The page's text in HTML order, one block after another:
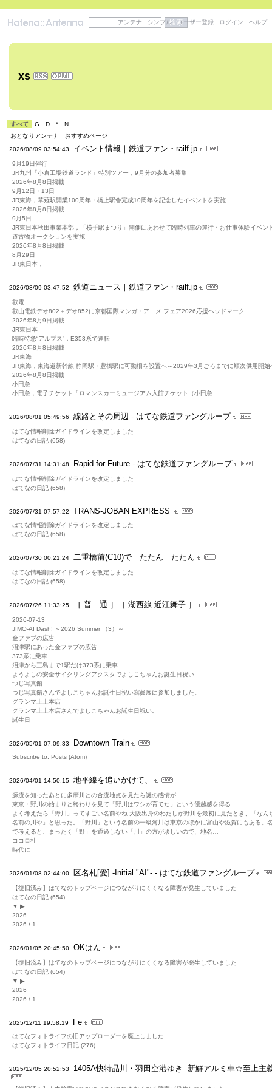
アンテナ シンプル ユーザー登録 ログイン ヘルプ
xs
すべて G D *
N
おとなりアンテナ
おすすめページ
2026/08/09 03:54:43
イベント情報｜鉄道ファン・railf.jp
9月19日催行
JR九州「小倉工場鉄道ランド」特別ツアー，9月分の参加者募集
2026年8月8日掲載
9月12日・13日
JR東海，草薙駅開業100周年・橋上駅舎完成10周年を記念したイベントを実施
2026年8月8日掲載
9月5日
JR東日本秋田事業本部，「横手駅まつり」開催にあわせて臨時列車の運行・お仕事体験イベン
道古物オークションを実施
2026年8月8日掲載
8月29日
JR東日本，
2026/08/09 03:47:52 鉄道ニュース｜鉄道ファン・railf.jp
叡電
叡山電鉄デオ802＋デオ852に京都国際マンガ・アニメ フェア2026応援ヘッドマーク
2026年8月9日掲載
JR東日本
臨時特急“アルプス”，E353系で運転
2026年8月8日掲載
JR東海
JR東海，東海道新幹線 静岡駅・豊橋駅に可動柵を設置へ～2029年3月ごろまでに順次供用開始
2026年8月8日掲載
小田急
小田急，電子チケット「ロマンスカーミュージアム入館チケット（小田急
2026/08/01 05:49:56 線路とその周辺 - はてな鉄道ファングループ
はてな情報削除ガイドラインを改定しました
はてなの日記 (658)
2026/07/31 14:31:48 Rapid for Future - はてな鉄道ファングループ
はてな情報削除ガイドラインを改定しました
はてなの日記 (658)
2026/07/31 07:57:22 TRANS-JOBAN EXPRESS
はてな情報削除ガイドラインを改定しました
はてなの日記 (658)
2026/07/30 00:21:24 二重橋前(C10)で たたん たたん
はてな情報削除ガイドラインを改定しました
はてなの日記 (658)
2026/07/26 11:33:25 ［ 普 通 ］［ 湖西線 近江舞子 ］
2026-07-13
JIMO-AI Dash! ～2026 Summer （3）～
金ファブの広告
沼津駅にあった金ファブの広告
373系に乗車
沼津から三島まで1駅だけ373系に乗車
ようよしの安全サイクリングアクスタでよしこちゃんお誕生日祝い
つじ写真館
つじ写真館さんでよしこちゃんお誕生日祝い寫眞展に参加しました。
グランマ上土本店
グランマ上土本店さんでよしこちゃんお誕生日祝い。
誕生日
2026/05/01 07:09:33 Downtown Train
Subscribe to: Posts (Atom)
2026/04/01 14:50:15 地平線を追いかけて、
源流を知ったあとに多摩川との合流地点を見たら謎の感情が
東京・野川の始まりと終わりを見て「野川はワシが育てた」という優越感を得る
よく考えたら「野川」ってすごい名前やね 大阪出身のわたしが野川を最初に見たとき、「なん
名前の川や」と思った。「野川」という名前の一級河川は東京のほかに富山や滋賀にもある。
で考えると、まったく「野」を通過しない「川」の方が珍しいので、地名…
ココロ社
時代に
2026/01/08 02:44:00 区名札[愛] -Initial "AI"- - はてな鉄道ファングループ
【復旧済み】はてなのトップページにつながりにくくなる障害が発生していました
はてなの日記 (654)
▼ ▶
2026
2026 / 1
2026/01/05 20:45:50 OKはん
【復旧済み】はてなのトップページにつながりにくくなる障害が発生していました
はてなの日記 (654)
▼ ▶
2026
2026 / 1
2025/12/11 19:58:19 Fe
はてなフォトライフの旧アップローダーを廃止しました
はてなフォトライフ日記 (276)
2025/12/05 20:52:53 1405A快特品川・羽田空港ゆき -新鮮アルミ車☆至上主